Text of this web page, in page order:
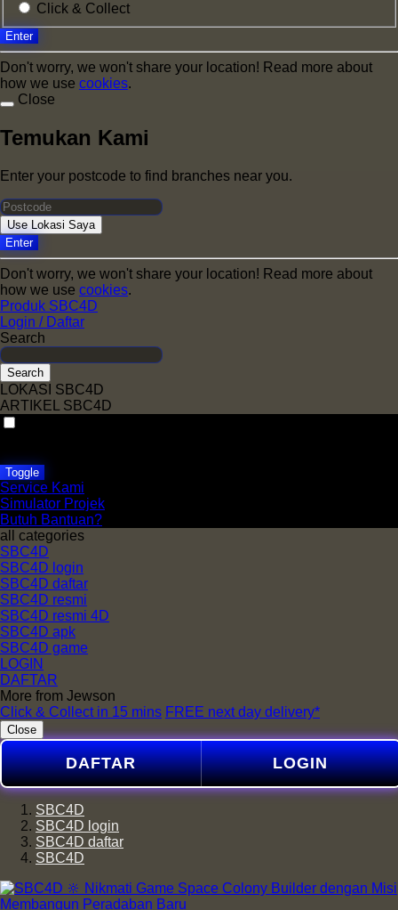
Click & Collect
Enter
Don't worry, we won't share your location! Read more about
how we use cookies.
Close
Temukan Kami
Enter your postcode to find branches near you.
Use Lokasi Saya
Enter
Don't worry, we won't share your location! Read more about
how we use cookies.
Produk SBC4D
Login / Daftar
Search
Search
LOKASI SBC4D
ARTIKEL SBC4D
Toggle
Service Kami
Simulator Projek
Butuh Bantuan?
all categories
SBC4D
SBC4D login
SBC4D daftar
SBC4D resmi
SBC4D resmi 4D
SBC4D apk
SBC4D game
LOGIN
DAFTAR
More from Jewson
Click & Collect in 15 mins FREE next day delivery*
Close
DAFTAR LOGIN
SBC4D
SBC4D login
SBC4D daftar
SBC4D